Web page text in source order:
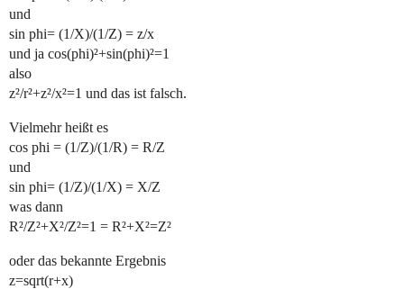
und
sin phi= (1/X)/(1/Z) = z/x
und ja cos(phi)²+sin(phi)²=1
also
z²/r²+z²/x²=1 und das ist falsch.
Vielmehr heißt es
cos phi = (1/Z)/(1/R) = R/Z
und
sin phi= (1/Z)/(1/X) = X/Z
was dann
R²/Z²+X²/Z²=1 = R²+X²=Z²
oder das bekannte Ergebnis
z=sqrt(r+x)